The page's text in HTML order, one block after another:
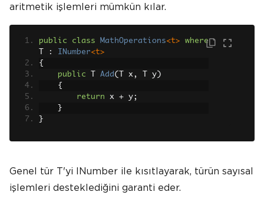
aritmetik işlemleri mümkün kılar.
public class MathOperations<t>
where
: INumber<t>
{
public
Add ( T x, T y )
{
return x + y;
}
}
Genel tür T'yi INumber ile kısıtlayarak, türün sayısal
işlemleri desteklediğini garanti eder.